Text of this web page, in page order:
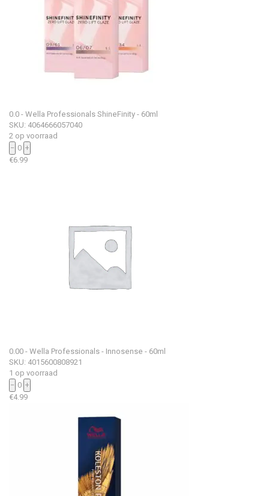
0.0 - Wella Professionals ShineFinity - 60ml
SKU: 4064666057040
2 op voorraad
− 0 +
€6.99
0.00 - Wella Professionals - Innosense - 60ml
SKU: 4015600808921
1 op voorraad
− 0 +
€4.99